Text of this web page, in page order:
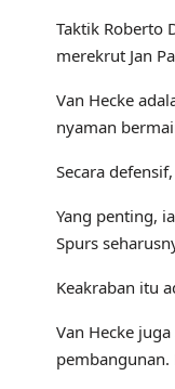
Taktik Roberto
merekrut Jan
Van Hecke
nyaman
Secara
Yang penting,
Spurs
Keakraban itu
Van Hecke